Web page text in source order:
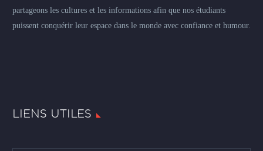
partageons les cultures et les informations afin que nos étudiants
puissent conquérir leur espace dans le monde avec confiance et humour.
LIENS UTILES